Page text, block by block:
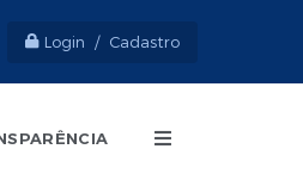
Login / Cadastro